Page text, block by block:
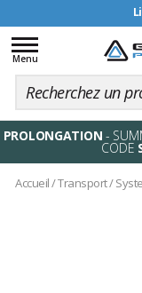
Toggle
navigation
Menu
PROLONGATION -
CODE
Accueil/Transport/